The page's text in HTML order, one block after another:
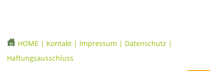
HOME | Kontakt | Impressum | Datenschutz |
Haftungsausschluss